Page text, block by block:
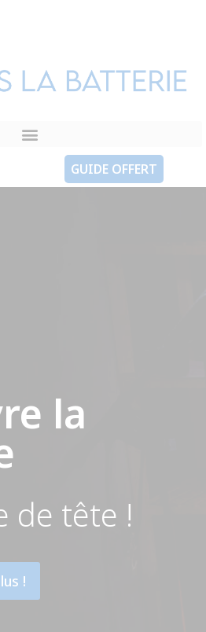
GUIDE OFFERT
la
de tête !
!